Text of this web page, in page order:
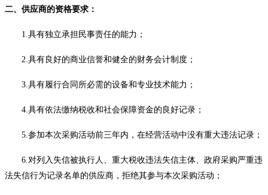
二、 供应商的资格要求：
1.具有独立承担民事责任的能力；
2.具有良好的商业信誉和健全的财务会计制度；
3.具有履行合同所必需的设备和专业技术能力；
4.具有依法缴纳税收和社会保障资金的良好记录；
5.参加本次采购活动前三年内，在经营活动中没有重大违法记录；
6.对列入失信被执行人、重大税收违法失信主体、政府采购严重违
法失信行为记录名单的供应商 ，拒绝其参与本次采购活动；